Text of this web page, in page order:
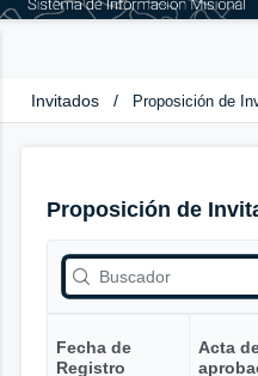
Invitados / Proposición de
Proposición de
Fecha de
Registro
Acta